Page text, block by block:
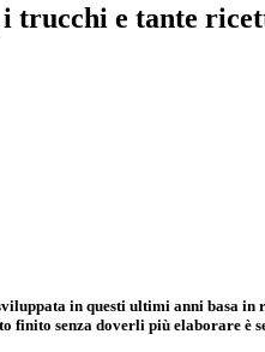
trucchi e tante
in questi ultimi anni basa
senza doverli più elaborare è